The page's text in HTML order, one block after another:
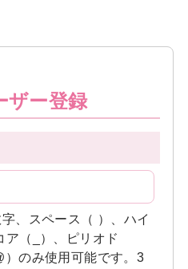
ザー登録
、スペース（ ）、ハイ
ア（_）、ピリオド
）のみ使用可能です。3